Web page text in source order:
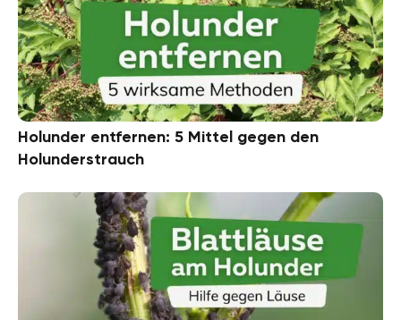
Holunder entfernen: 5 Mittel gegen den
Holunderstrauch